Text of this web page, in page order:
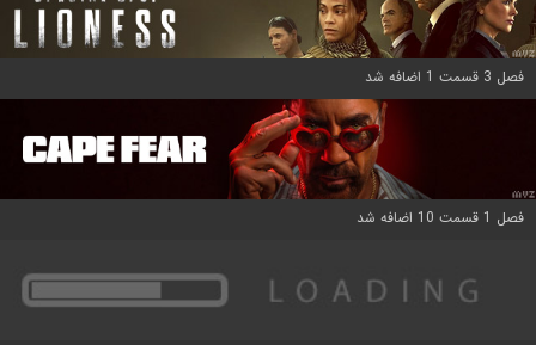
فصل 3 قسمت 1 اضافه شد
فصل 1 قسمت 10 اضافه شد